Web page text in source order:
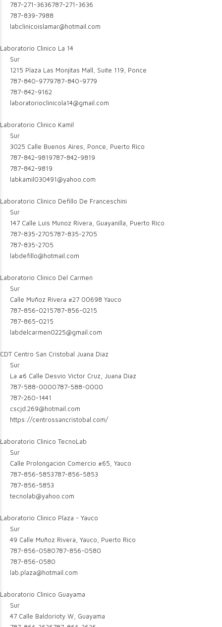
787-271-3636787-271-3636
787-839-7988
labclinicoislamar@hotmail.com
Laboratorio Clinico La 14
Sur
1215 Plaza Las Monjitas Mall, Suite 119, Ponce
787-840-9779787-840-9779
787-842-9162
laboratorioclinicola14@gmail.com
Laboratorio Clinico Kamil
Sur
3025 Calle Buenos Aires, Ponce, Puerto Rico
787-842-9819787-842-9819
787-842-9819
labkamil030491@yahoo.com
Laboratorio Clinico Defillo De Franceschini
Sur
147 Calle Luis Munoz Rivera, Guayanilla, Puerto Rico
787-835-2705787-835-2705
787-835-2705
labdefillo@hotmail.com
Laboratorio Clinico Del Carmen
Sur
Calle Muñoz Rivera #27 00698 Yauco
787-856-0215787-856-0215
787-865-0215
labdelcarmen0225@gmail.com
CDT Centro San Cristobal Juana Diaz
Sur
La #6 Calle Desvio Victor Cruz, Juana Díaz
787-588-0000787-588-0000
787-260-1441
cscjd.269@hotmail.com
https://centrossancristobal.com/
Laboratorio Clinico TecnoLab
Sur
Calle Prolongación Comercio #65, Yauco
787-856-5853787-856-5853
787-856-5853
tecnolab@yahoo.com
Laboratorio Clinico Plaza - Yauco
Sur
49 Calle Muñoz Rivera, Yauco, Puerto Rico
787-856-0580787-856-0580
787-856-0580
lab.plaza@hotmail.com
Laboratorio Clinico Guayama
Sur
47 Calle Baldorioty W, Guayama